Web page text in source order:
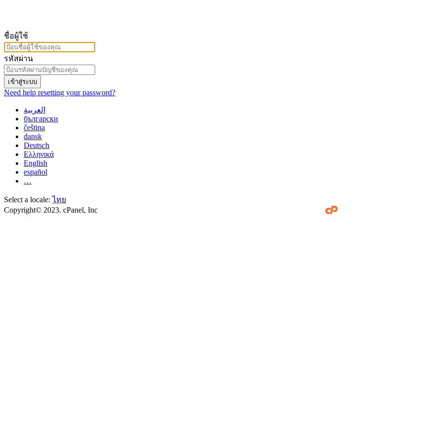
ชื่อผู้ใช้
รหัสผ่าน
เข้าสู่ระบบ
Need help resetting your password?
العربية
български
čeština
dansk
Deutsch
Ελληνικά
English
español
…
Select a locale:ไทย
Copyright© 2023. cPanel, Inc